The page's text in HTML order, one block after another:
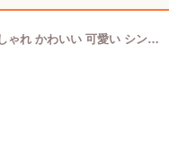
やかん ステンレス IH ケトル 2.3L SDK-23 ホワイト送料無料 やかん おしゃれ かわいい 可愛い シンプル 2.3リットル 2.3L ステンレスケトル ステンレスやかん IH IH対応 ガス火 ガス ガス火対応 笛吹ケトル 笛吹き 笛炊きやかん 白【D】